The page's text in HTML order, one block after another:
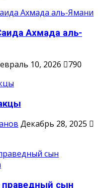
Ахмада аль-
10, 2026 790
Декабрь 28, 2025
праведный сын